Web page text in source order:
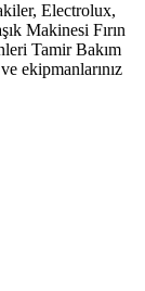
Electrolux,
Makinesi Fırın
Tamir Bakım
ekipmanlarınız